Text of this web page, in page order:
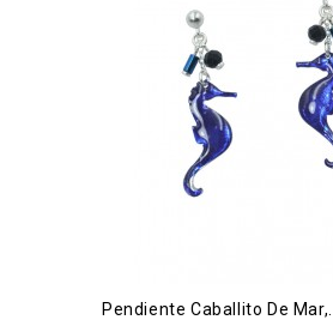
Pendiente Caballito De Mar,...